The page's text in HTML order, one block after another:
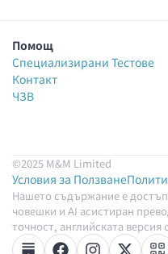
Помощ
Специализирани Тестове
Контакт
ЧЗВ
©2025 M&M Limited
Условия за Ползване
Нашето съдържание е
човешки и AI асистиран
точност, английската